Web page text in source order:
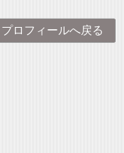
プロフィールへ戻る